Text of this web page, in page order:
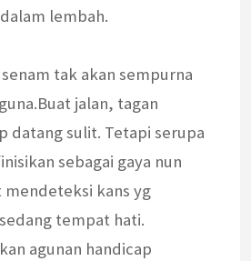
lembah.
tak akan sempurna
jalan, tagan
datang sulit. Tetapi serupa
sebagai gaya nun
kans yg
tempat hati.
agunan handicap